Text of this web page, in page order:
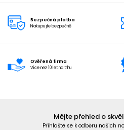
Bezpečná platba
Nakupujte bezpečně
Ověřená firma
Více než 10 let na trhu
Mějte přehled o
Přihlašte se k odběru našich